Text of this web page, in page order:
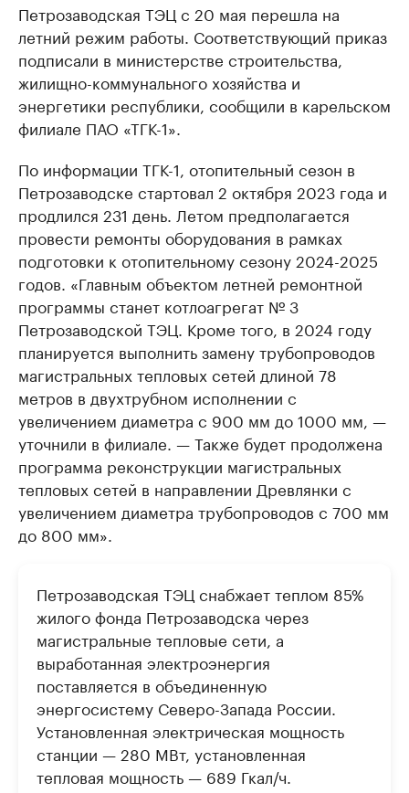
Петрозаводская ТЭЦ с 20 мая перешла на
летний режим работы. Соответствующий приказ
подписали в министерстве строительства,
жилищно-коммунального хозяйства и
энергетики республики, сообщили в карельском
филиале ПАО «ТГК-1».
По информации ТГК-1, отопительный сезон в
Петрозаводске стартовал 2 октября 2023 года и
продлился 231 день. Летом предполагается
провести ремонты оборудования в рамках
подготовки к отопительному сезону 2024-2025
годов. «Главным объектом летней ремонтной
программы станет котлоагрегат № 3
Петрозаводской ТЭЦ. Кроме того, в 2024 году
планируется выполнить замену трубопроводов
магистральных тепловых сетей длиной 78
метров в двухтрубном исполнении с
увеличением диаметра с 900 мм до 1000 мм, —
уточнили в филиале. — Также будет продолжена
программа реконструкции магистральных
тепловых сетей в направлении Древлянки с
увеличением диаметра трубопроводов с 700 мм
до 800 мм».
Петрозаводская ТЭЦ снабжает теплом 85%
жилого фонда Петрозаводска через
магистральные тепловые сети, а
выработанная электроэнергия
поставляется в объединенную
энергосистему Северо-Запада России.
Установленная электрическая мощность
станции — 280 МВт, установленная
тепловая мощность — 689 Гкал/ч.